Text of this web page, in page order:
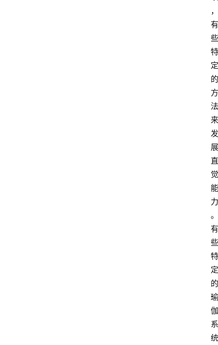
，
有
些
特
定
的
方
法
来
发
展
直
觉
能
力
。
有
些
特
定
的
瑜
伽
系
统